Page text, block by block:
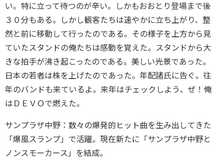
い。特に立って待つのが辛い。しかもおおとり登場まで後
３０分もある。しかし観客たちは速やかに立ち上がり、整
然と前に移動して行ったのである。その様子を上方から見
ていたスタンドの俺たちは感動を覚えた。スタンドから大
きな拍手が沸き起こったのである。美しい光景であった。
日本の若者は株を上げたのであった。年配諸氏に告ぐ。往
年のバンドも来ているよ。来年はチェックしよう、ぜ！俺
はＤＥＶＯで燃えた。
サンプラザ中野：数々の爆発的ヒット曲を生み出してきた
「爆風スランプ」で活躍。現在新たに「サンプラザ中野と
ノンスモーカース」を結成。